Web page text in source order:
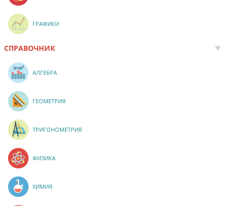
ГРАФИКИ
СПРАВОЧНИК
АЛГЕБРА
ГЕОМЕТРИЯ
ТРИГОНОМЕТРИЯ
ФИЗИКА
ХИМИЯ